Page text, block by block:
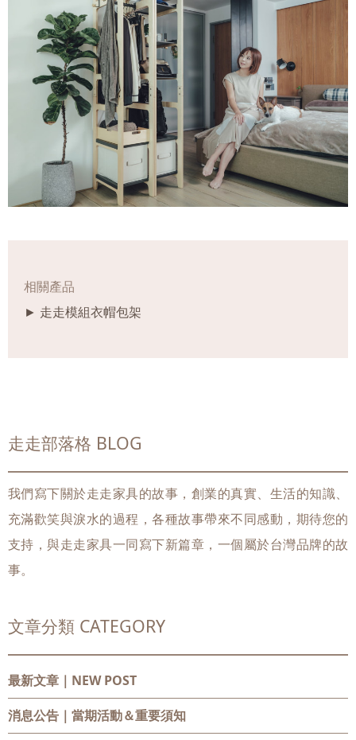
相關產品
► 走走模組衣帽包架
走走部落格 BLOG
我們寫下關於走走家具的故事，創業的真實、生活的知識、
充滿歡笑與淚水的過程，各種故事帶來不同感動，期待您的
支持，與走走家具一同寫下新篇章，一個屬於台灣品牌的故
事。
文章分類 CATEGORY
最新文章｜NEW POST
消息公告 ｜當期活動＆重要須知